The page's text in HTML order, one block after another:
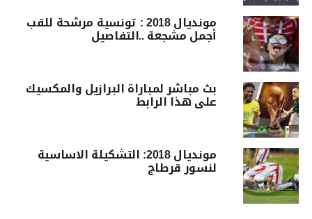
مونديال 2018 : تونسية مرشحة للقب
أجمل مشجعة ..التفاصيل
بث مباشر لمباراة البرازيل والمكسيك
على هذا الرابط
مونديال 2018: التشكيلة الاساسية
لنسور قرطاج